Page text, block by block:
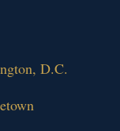
D.C.